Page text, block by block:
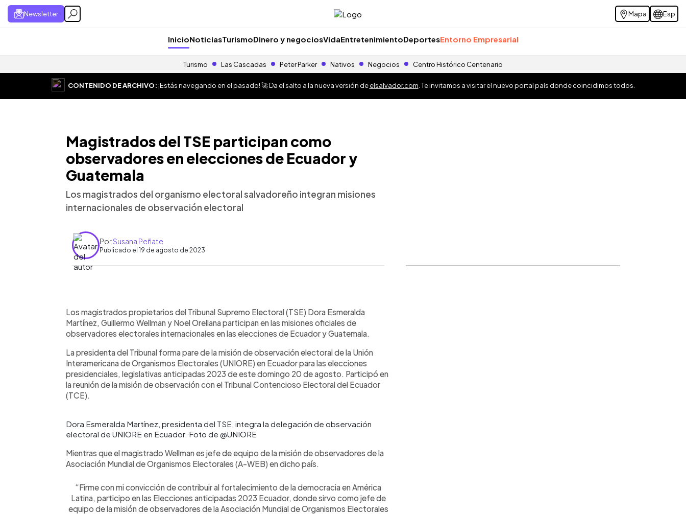
Newsletter Mapa Esp
InicioNoticiasTurismoDinero y negociosVidaEntretenimientoDeportesEntorno Empresarial
Turismo Las Cascadas Peter Parker Nativos Negocios Centro Histórico Centenario
CONTENIDO DE ARCHIVO:¡Estás navegando en el pasado! 🚀 Da el salto a la nueva versión deelsalvador.com . Te invitamos a visitar el nuevo portal país donde coincidimos todos.
Magistrados del TSE participan como
observadores en elecciones de Ecuador y
Guatemala
Los magistrados del organismo electoral salvadoreño integran misiones
internacionales de observación electoral
PorSusana Peñate
Publicado el 19 de agosto de 2023
► Escuchar artículo
Los magistrados propietarios del Tribunal Supremo Electoral (TSE) Dora Esmeralda
Martínez, Guillermo Wellman y Noel Orellana participan en las misiones oficiales de
observadores electorales internacionales en las elecciones de Ecuador y Guatemala.
La presidenta del Tribunal forma pare de la misión de observación electoral de la Unión
Interamericana de Organismos Electorales (UNIORE) en Ecuador para las elecciones
presidenciales, legislativas anticipadas 2023 de este domingo 20 de agosto. Participó en
la reunión de la misión de observación con el Tribunal Contencioso Electoral del Ecuador
(TCE).
Dora Esmeralda Martínez, presidenta del TSE, integra la delegación de observación
electoral de UNIORE en Ecuador. Foto de @UNIORE
Mientras que el magistrado Wellman es jefe de equipo de la misión de observadores de la
Asociación Mundial de Organismos Electorales (A-WEB) en dicho país.
“Firme con mi convicción de contribuir al fortalecimiento de la democracia en América
Latina, participo en las Elecciones anticipadas 2023 Ecuador, donde sirvo como jefe de
equipo de la misión de observadores de la Asociación Mundial de Organismos Electorales